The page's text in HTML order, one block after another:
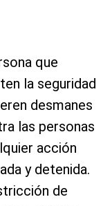
que
la seguridad
desmanes
las personas
acción
y detenida.
de